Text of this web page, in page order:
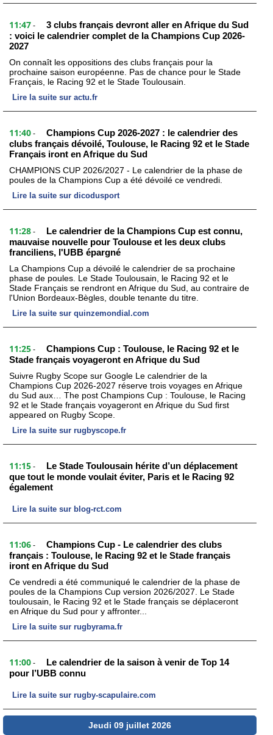
11:47 -
3 clubs français devront aller en Afrique du Sud
: voici le calendrier complet de la Champions Cup 2026-
2027
On connaît les oppositions des clubs français pour la
prochaine saison européenne. Pas de chance pour le Stade
Français, le Racing 92 et le Stade Toulousain.
Lire la suite sur actu.fr
11:40 -
Champions Cup 2026-2027 : le calendrier des
clubs français dévoilé, Toulouse, le Racing 92 et le Stade
Français iront en Afrique du Sud
CHAMPIONS CUP 2026/2027 - Le calendrier de la phase de
poules de la Champions Cup a été dévoilé ce vendredi.
Lire la suite sur dicodusport
11:28 -
Le calendrier de la Champions Cup est connu,
mauvaise nouvelle pour Toulouse et les deux clubs
franciliens, l'UBB épargné
La Champions Cup a dévoilé le calendrier de sa prochaine
phase de poules. Le Stade Toulousain, le Racing 92 et le
Stade Français se rendront en Afrique du Sud, au contraire de
l'Union Bordeaux-Bègles, double tenante du titre.
Lire la suite sur quinzemondial.com
11:25 -
Champions Cup : Toulouse, le Racing 92 et le
Stade français voyageront en Afrique du Sud
Suivre Rugby Scope sur Google Le calendrier de la
Champions Cup 2026-2027 réserve trois voyages en Afrique
du Sud aux… The post Champions Cup : Toulouse, le Racing
92 et le Stade français voyageront en Afrique du Sud first
appeared on Rugby Scope.
Lire la suite sur rugbyscope.fr
11:15 -
Le Stade Toulousain hérite d’un déplacement
que tout le monde voulait éviter, Paris et le Racing 92
également
Lire la suite sur blog-rct.com
11:06 -
Champions Cup - Le calendrier des clubs
français : Toulouse, le Racing 92 et le Stade français
iront en Afrique du Sud
Ce vendredi a été communiqué le calendrier de la phase de
poules de la Champions Cup version 2026/2027. Le Stade
toulousain, le Racing 92 et le Stade français se déplaceront
en Afrique du Sud pour y affronter...
Lire la suite sur rugbyrama.fr
11:00 -
Le calendrier de la saison à venir de Top 14
pour l’UBB connu
Lire la suite sur rugby-scapulaire.com
Jeudi 09 juillet 2026